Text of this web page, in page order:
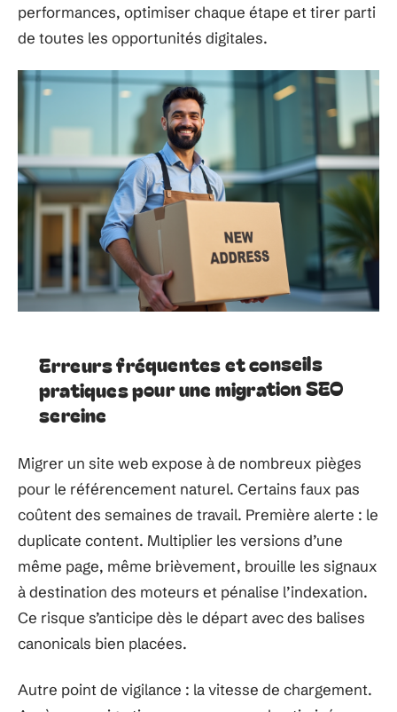
performances, optimiser chaque étape et tirer parti
de toutes les opportunités digitales.
Erreurs fréquentes et conseils
pratiques pour une migration SEO
sereine
Migrer un site web expose à de nombreux pièges
pour le référencement naturel. Certains faux pas
coûtent des semaines de travail. Première alerte : le
duplicate content. Multiplier les versions d’une
même page, même brièvement, brouille les signaux
à destination des moteurs et pénalise l’indexation.
Ce risque s’anticipe dès le départ avec des balises
canonicals bien placées.
Autre point de vigilance : la vitesse de chargement.